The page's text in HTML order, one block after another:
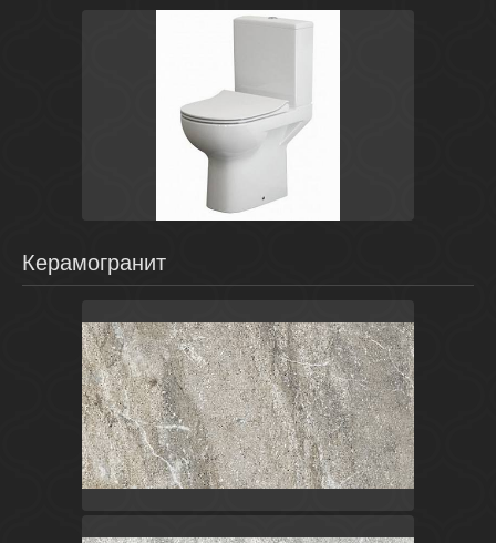
Беларусь
Street Fusion
Cersanit
Керамогранит
Серый
Россия
Титан
LB-CERAMICS